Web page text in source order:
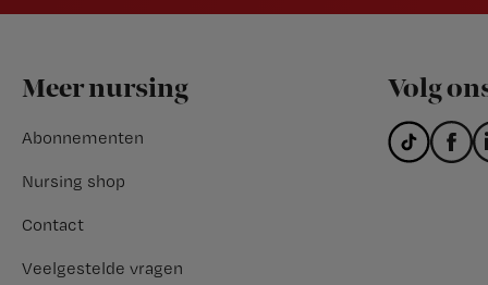
Footer
Meer nursing
Abonnementen
Nursing shop
Contact
Veelgestelde vragen
Volg